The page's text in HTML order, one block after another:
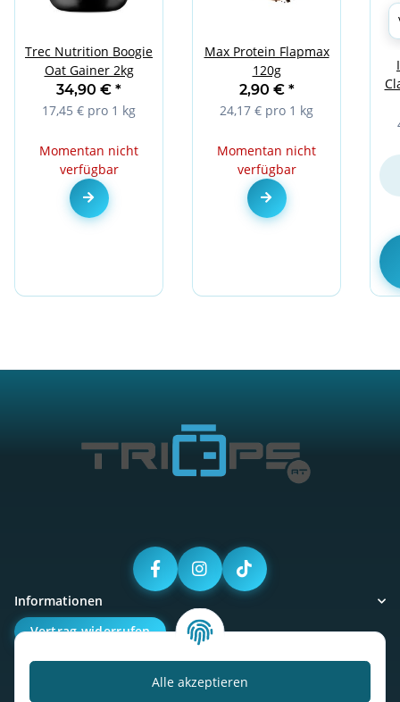
Alle akzeptieren
Trec Nutrition Boogie
Oat Gainer 2kg
34,90 € *
17,45 € pro 1 kg
Momentan nicht
verfügbar
Zum Artikel
Max Protein Flapmax
120g
2,90 € *
24,17 € pro 1 kg
Momentan nicht
verfügbar
Zum Artikel
Informationen
Vertrag widerrufen
Kalorienbedarfsrechner